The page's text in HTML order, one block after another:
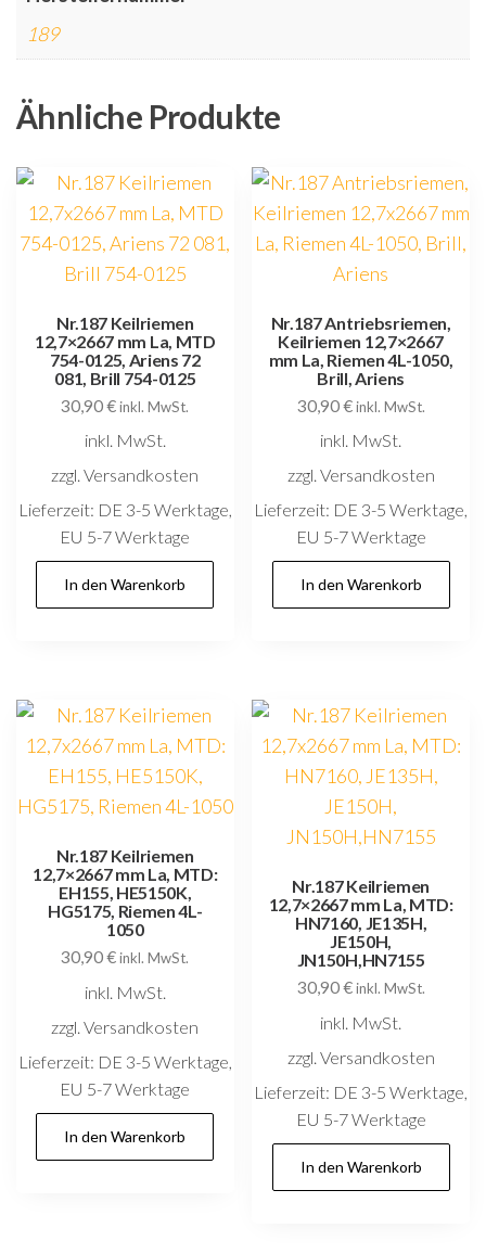
189
Ähnliche Produkte
Nr.187 Keilriemen
12,7×2667 mm La, MTD
754-0125, Ariens 72
081, Brill 754-0125
30,90€ inkl. MwSt.
inkl. MwSt.
zzgl. Versandkosten
Lieferzeit: DE 3-5 Werktage,
EU 5-7 Werktage
In den Warenkorb
Nr.187 Antriebsriemen,
Keilriemen 12,7×2667
mm La, Riemen 4L-1050,
Brill, Ariens
30,90€ inkl. MwSt.
inkl. MwSt.
zzgl. Versandkosten
Lieferzeit: DE 3-5 Werktage,
EU 5-7 Werktage
In den Warenkorb
Nr.187 Keilriemen
12,7×2667 mm La, MTD:
EH155, HE5150K,
HG5175, Riemen 4L-
1050
30,90€ inkl. MwSt.
inkl. MwSt.
zzgl. Versandkosten
Lieferzeit: DE 3-5 Werktage,
EU 5-7 Werktage
In den Warenkorb
Nr.187 Keilriemen
12,7×2667 mm La, MTD:
HN7160, JE135H,
JE150H,
JN150H,HN7155
30,90€ inkl. MwSt.
inkl. MwSt.
zzgl. Versandkosten
Lieferzeit: DE 3-5 Werktage,
EU 5-7 Werktage
In den Warenkorb